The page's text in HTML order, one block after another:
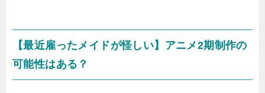
【最近雇ったメイドが怪しい】アニメ2期制作の
可能性はある？